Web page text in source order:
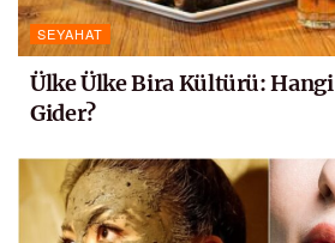
SEYAHAT
Ülke Ülke Bira Kültürü:
Gider?